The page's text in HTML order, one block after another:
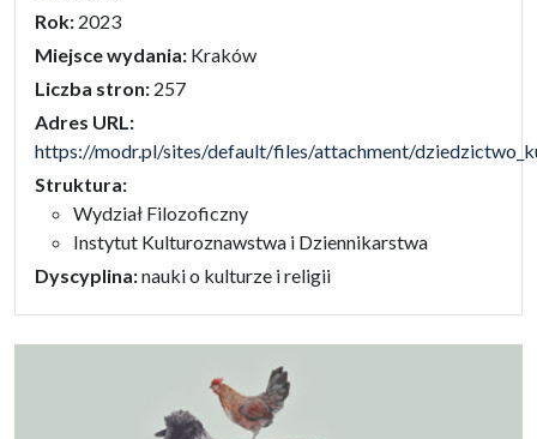
Rok: 2023
Miejsce wydania: Kraków
Liczba stron: 257
Adres URL:
https://modr.pl/sites/default/files/attachment/
Struktura:
Wydział Filozoficzny
Instytut Kulturoznawstwa i Dziennikarstwa
Dyscyplina:nauki o kulturze i religii